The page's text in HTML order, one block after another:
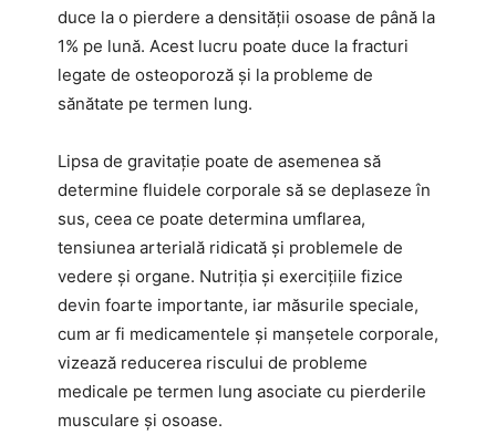
duce la o pierdere a densității osoase de până la
1% pe lună. Acest lucru poate duce la fracturi
legate de osteoporoză și la probleme de
sănătate pe termen lung.
Lipsa de gravitație poate de asemenea să
determine fluidele corporale să se deplaseze în
sus, ceea ce poate determina umflarea,
tensiunea arterială ridicată și problemele de
vedere și organe. Nutriția și exercițiile fizice
devin foarte importante, iar măsurile speciale,
cum ar fi medicamentele și manșetele corporale,
vizează reducerea riscului de probleme
medicale pe termen lung asociate cu pierderile
musculare și osoase.